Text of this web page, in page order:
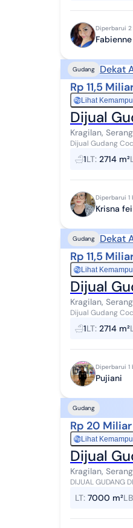
Diperbarui 2
Gudang Dekat
Rp 11,5
RpLihat
Dijual
Kragilan, Serang
Dijual Gudang Cocok
dengan akses
1LT: 2714 m²
Diperbarui 1
Krisna fei
Gudang Dekat
Rp 11,5
RpLihat
Dijual
Kragilan, Serang
Dijual Gudang Cocok
dengan akses
1LT: 2714 m²
Diperbarui 1
Pujiani
Gudang
Rp 20
RpLihat
Dijual
Kragilan, Serang
DIJUAL GUDANG DI KRAGILAN, SERANG LT 7000
LT: 7000 m²LB